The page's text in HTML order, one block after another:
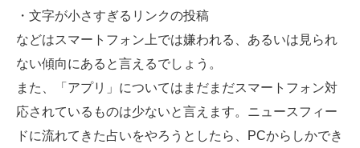
・文字が小さすぎるリンクの投稿
などはスマートフォン上では嫌われる、あるいは見られ
ない傾向にあると言えるでしょう。
また、「アプリ」についてはまだまだスマートフォン対
応されているものは少ないと言えます。ニュースフィー
ドに流れてきた占いをやろうとしたら、PCからしかでき